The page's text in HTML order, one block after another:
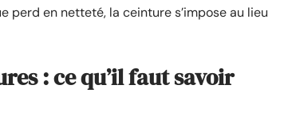
en netteté, la ceinture s’impose au lieu
: ce qu’il faut savoir